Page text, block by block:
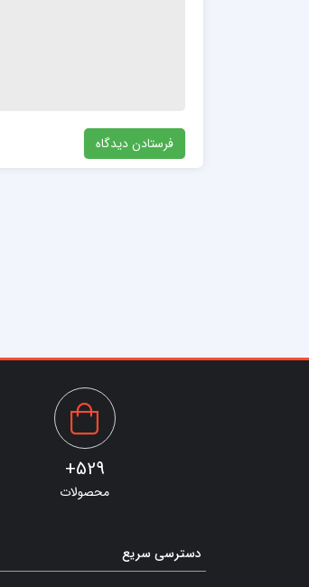
529+
محصولات
دسترسی سریع